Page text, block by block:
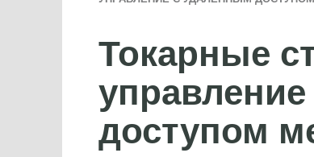
Токарные
доступом